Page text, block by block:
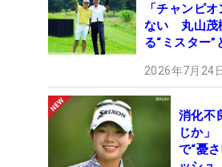
「チャンピ
ない 丸山茂
る“ミスター”
2026年7月24
消化不
じか
で“憂